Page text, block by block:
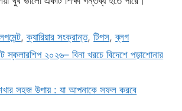
,ক্যারিয়ার সংক্রান্ত,টিপস,ব্লগ
স্কলারশিপ ২০২৬– বিনা খরচে বিদেশে পড়াশোনার
সহজ উপায় : যা আপনাকে সফল করবে